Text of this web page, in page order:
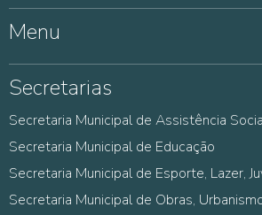
Menu
Secretarias
Secretaria Municipal de Assistência
Secretaria Municipal de Educação
Secretaria Municipal de Esporte, Lazer,
Secretaria Municipal de Obras,